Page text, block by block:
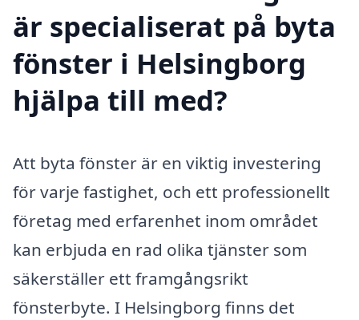
är specialiserat på byta
fönster i Helsingborg
hjälpa till med?
Att byta fönster är en viktig investering
för varje fastighet, och ett professionellt
företag med erfarenhet inom området
kan erbjuda en rad olika tjänster som
säkerställer ett framgångsrikt
fönsterbyte. I Helsingborg finns det